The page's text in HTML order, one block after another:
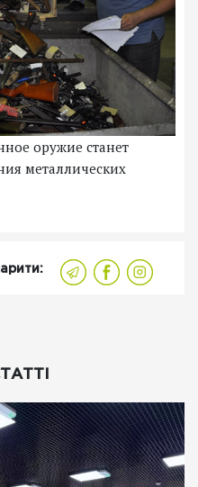
оружие станет
металлических